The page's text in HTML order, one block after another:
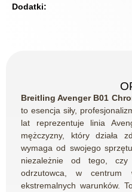
Dodatki:
Breitling Avenger B01
to esencja siły,
lat reprezentuje linia
mężczyzny, który działa
wymaga od swojego
niezależnie od tego,
odrzutowca, w centrum
ekstremalnych warunków.